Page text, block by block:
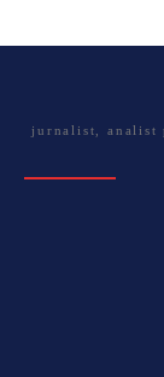
jurnalist,